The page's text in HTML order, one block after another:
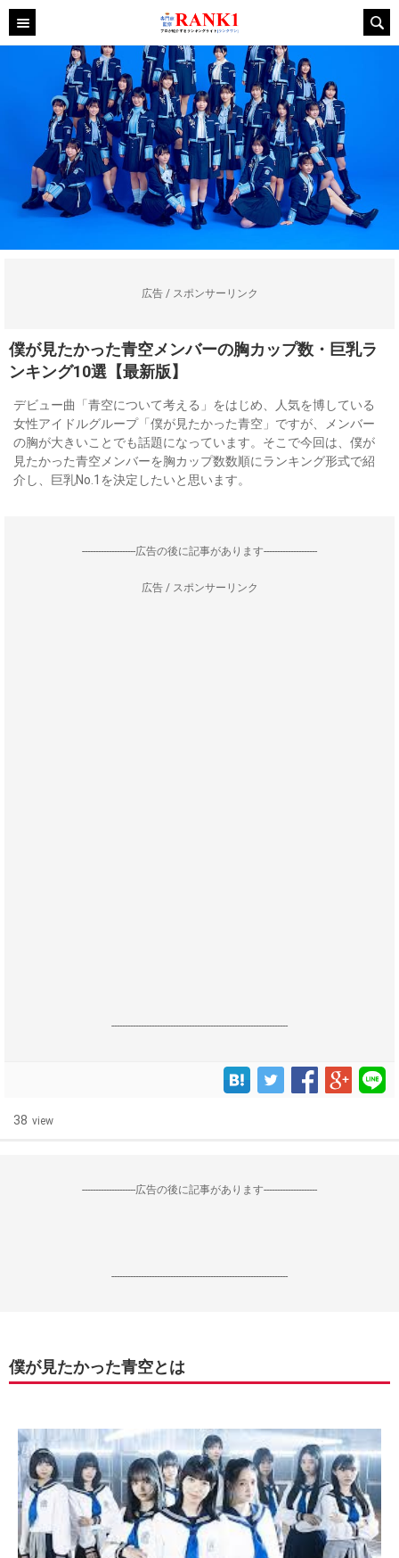
広告 / スポンサーリンク
僕が見たかった青空メンバーの胸カップ数・巨乳ラ
ンキング10選【最新版】
デビュー曲「青空について考える」をはじめ、人気を博している
女性アイドルグループ「僕が見たかった青空」ですが、メンバー
の胸が大きいことでも話題になっています。そこで今回は、僕が
見たかった青空メンバーを胸カップ数数順にランキング形式で紹
介し、巨乳No.1を決定したいと思います。
--------------------広告の後に記事があります--------------------
広告 / スポンサーリンク
------------------------------------------------------------------
38 view
--------------------広告の後に記事があります--------------------
------------------------------------------------------------------
僕が見たかった青空とは